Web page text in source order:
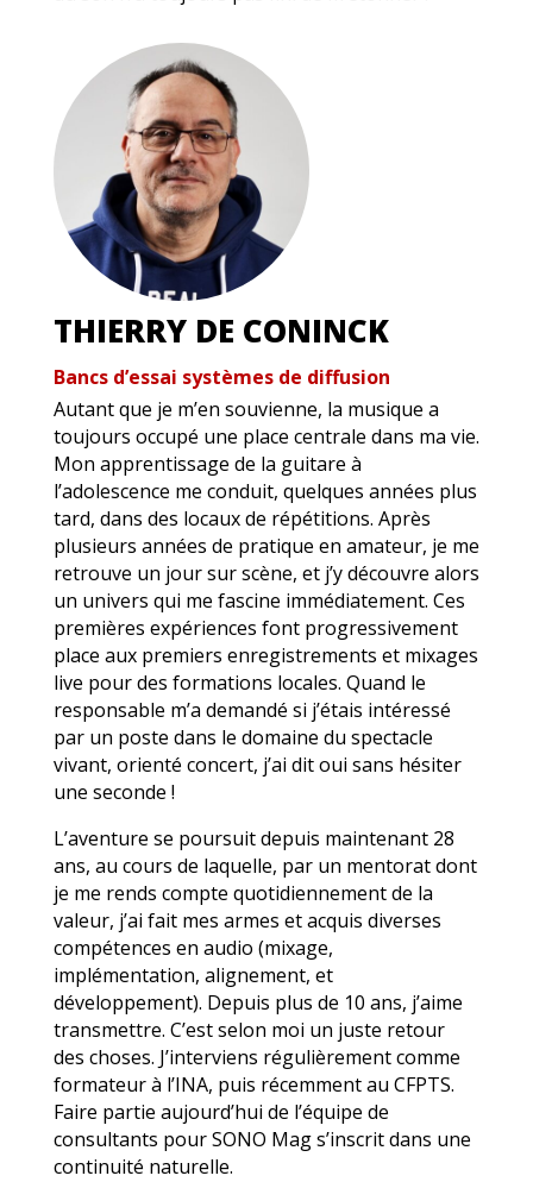
THIERRY DE CONINCK
Bancs d’essai systèmes de diffusion
Autant que je m’en souvienne, la musique a
toujours occupé une place centrale dans ma vie.
Mon apprentissage de la guitare à
l’adolescence me conduit, quelques années plus
tard, dans des locaux de répétitions. Après
plusieurs années de pratique en amateur, je me
retrouve un jour sur scène, et j’y découvre alors
un univers qui me fascine immédiatement. Ces
premières expériences font progressivement
place aux premiers enregistrements et mixages
live pour des formations locales. Quand le
responsable m’a demandé si j’étais intéressé
par un poste dans le domaine du spectacle
vivant, orienté concert, j’ai dit oui sans hésiter
une seconde !
L’aventure se poursuit depuis maintenant 28
ans, au cours de laquelle, par un mentorat dont
je me rends compte quotidiennement de la
valeur, j’ai fait mes armes et acquis diverses
compétences en audio (mixage,
implémentation, alignement, et
développement). Depuis plus de 10 ans, j’aime
transmettre. C’est selon moi un juste retour
des choses. J’interviens régulièrement comme
formateur à l’INA, puis récemment au CFPTS.
Faire partie aujourd’hui de l’équipe de
consultants pour SONO Mag s’inscrit dans une
continuité naturelle.